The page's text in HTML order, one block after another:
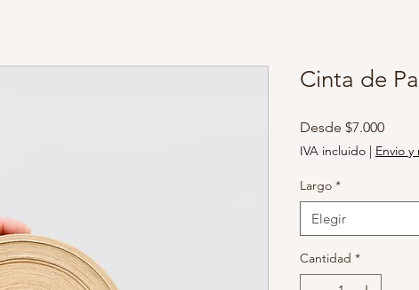
Cinta de
Desde $7.000Precio
de
IVA incluido | Envio
Largo *
Elegir
Cantidad *